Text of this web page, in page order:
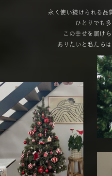
永く使い続けられる品
ひとりでも多
この幸せを届け
ありたいと私たち